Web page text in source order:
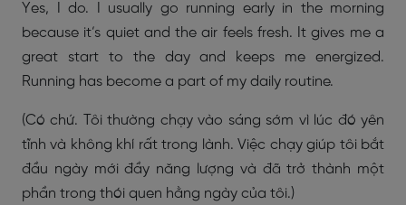
Yes, I do. I usually go running early in the morning
because it’s quiet and the air feels fresh. It gives me a
great start to the day and keeps me energized.
Running has become a part of my daily routine.
(Có chứ. Tôi thường chạy vào sáng sớm vì lúc đó yên
tĩnh và không khí rất trong lành. Việc chạy giúp tôi bắt
đầu ngày mới đầy năng lượng và đã trở thành một
phần trong thói quen hằng ngày của tôi.)